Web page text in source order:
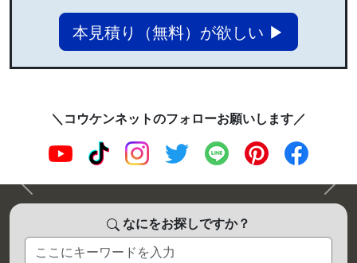
本見積り（無料）が欲しい ▶
＼コウケンネットのフォローお願いします／
前へ
次へ
なにをお探しですか？